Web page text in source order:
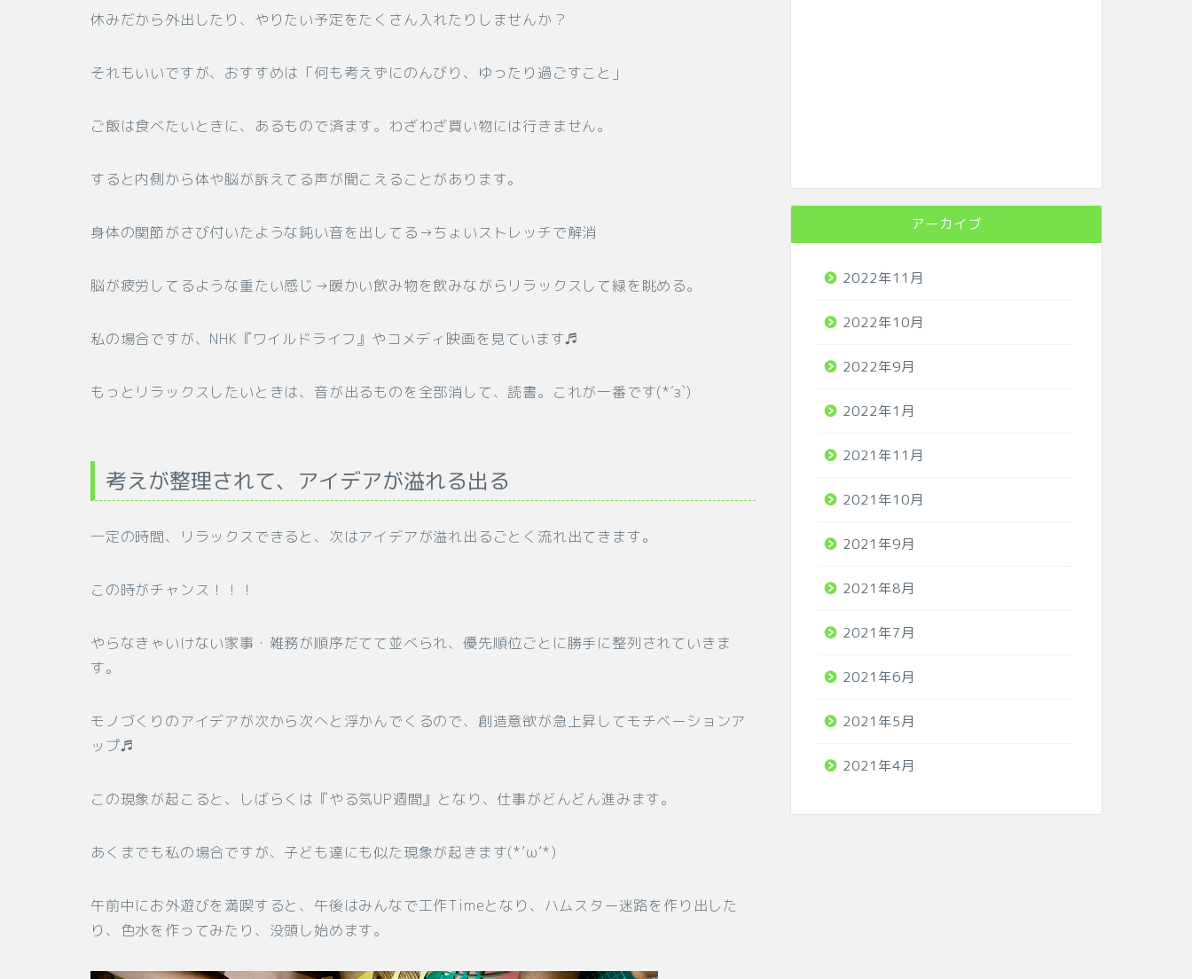
休みだから外出したり、やりたい予定をたくさん入れたりしませんか？
それもいいですが、おすすめは「何も考えずにのんびり、ゆったり過ごすこと」
ご飯は食べたいときに、あるもので済ます。わざわざ買い物には行きません。
すると内側から体や脳が訴えてる声が聞こえることがあります。
身体の関節がさび付いたような鈍い音を出してる→ちょいストレッチで解消
脳が疲労してるような重たい感じ→暖かい飲み物を飲みながらリラックスして緑を眺める。
私の場合ですが、NHK『ワイルドライフ』やコメディ映画を見ています♬
もっとリラックスしたいときは、音が出るものを全部消して、読書。これが一番です(*´з`)
考えが整理されて、アイデアが溢れる出る
一定の時間、リラックスできると、次はアイデアが溢れ出るごとく流れ出てきます。
この時がチャンス！！！
やらなきゃいけない家事・雑務が順序だてて並べられ、優先順位ごとに勝手に整列されていきま
す。
モノづくりのアイデアが次から次へと浮かんでくるので、創造意欲が急上昇してモチベーションア
ップ♬
この現象が起こると、しばらくは『やる気UP週間』となり、仕事がどんどん進みます。
あくまでも私の場合ですが、子ども達にも似た現象が起きます(*’ω’*)
午前中にお外遊びを満喫すると、午後はみんなで工作Timeとなり、ハムスター迷路を作り出した
り、色水を作ってみたり、没頭し始めます。
アーカイブ
2022年11月
2022年10月
2022年9月
2022年1月
2021年11月
2021年10月
2021年9月
2021年8月
2021年7月
2021年6月
2021年5月
2021年4月